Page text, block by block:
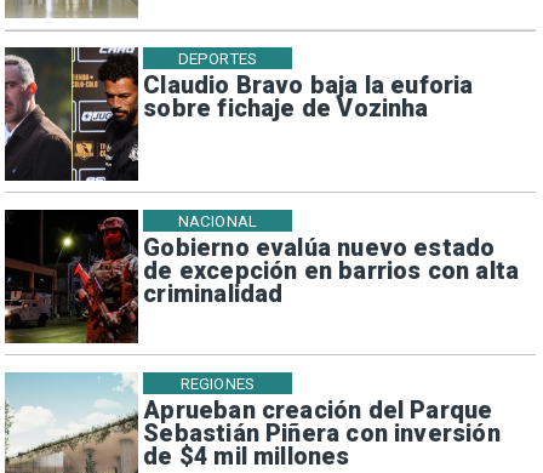
Claudio Bravo baja la euforia
sobre fichaje de Vozinha
DEPORTES
Gobierno evalúa nuevo estado
de excepción en barrios con alta
criminalidad
NACIONAL
Aprueban creación del Parque
Sebastián Piñera con inversión
de $4 mil millones
REGIONES